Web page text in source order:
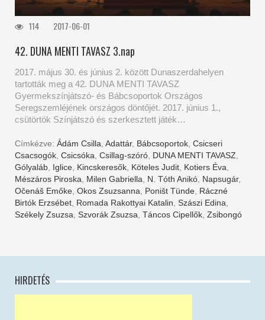
114 2017-06-01
42. DUNA MENTI TAVASZ 3.nap
2017. május 30. és június 2. között Dunaszerdahelyen
tartották meg a 42. DUNA MENTI TAVASZ
Gyermekszínjátszó- és Bábcsoportok Országos
Seregszemléjének országos döntőjét. 2017. június 1.,
csütörtök Színjátszó és szerkesztett játék…
Címkézve: Ádám Csilla, Adattár, Bábcsoportok, Csicseri
Csacsogók, Csicsóka, Csillag-szóró, DUNA MENTI TAVASZ,
Gólyaláb, Iglice, Kincskeresők, Köteles Judit, Kotiers Éva,
Mészáros Piroska, Milen Gabriella, N. Tóth Anikó, Napsugár,
Očenáš Emőke, Okos Zsuzsanna, Poništ Tünde, Ráczné
Birtók Erzsébet, Romada Rakottyai Katalin, Szászi Edina,
Székely Zsuzsa, Szvorák Zsuzsa, Táncos Cipellők, Zsibongó
HIRDETÉS